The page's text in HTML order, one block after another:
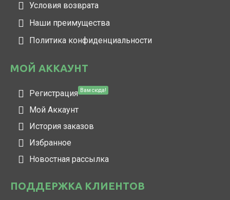
Условия возврата
Наши преимущества
Политика конфиденциальности
МОЙ АККАУНТ
Регистрация Вам сюда!
Мой Аккаунт
История заказов
Избранное
Новостная рассылка
ПОДДЕРЖКА КЛИЕНТОВ